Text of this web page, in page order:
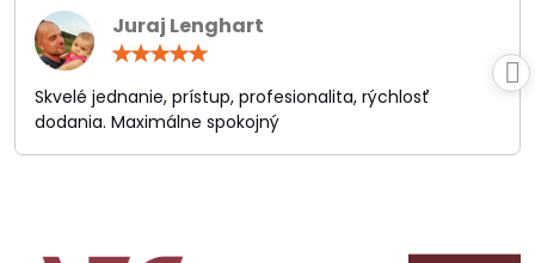
Juraj Lenghart
/
5
Skvelé jednanie, prístup, profesionalita, rýchlosť
dodania. Maximálne spokojný